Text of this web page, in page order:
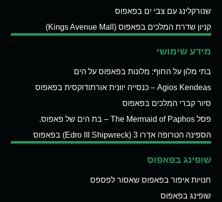
שנורקלינג עם צבי ים בפאפוס
קניון שדרת המלכים בפאפוס (Kings Avenue Mall)
מידע שימושי
בתי מלון על החוף: מלונות בפאפוס על הים
Agios Kendeas – כנסייה יוונית אורתודוקסית בפאפוס
סיור קברי המלכים בפאפוס
פסל The Mermaid of Paphos – בת הים של פאפוס.
הספינה הטרופה אדְרו 3 (Edro III Shipwreck) בפאפוס
שופינג בפאפוס
חנויות איפור בפאפוס שאסור לפספס
שופינג בפאפוס